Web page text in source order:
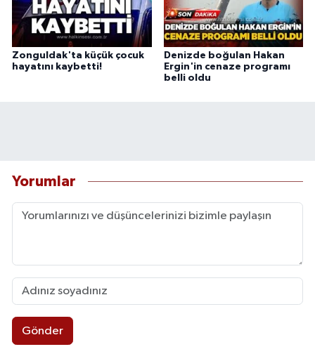
Zonguldak'ta küçük çocuk
hayatını kaybetti!
Denizde boğulan Hakan
Ergin'in cenaze programı
belli oldu
Yorumlar
Gönder